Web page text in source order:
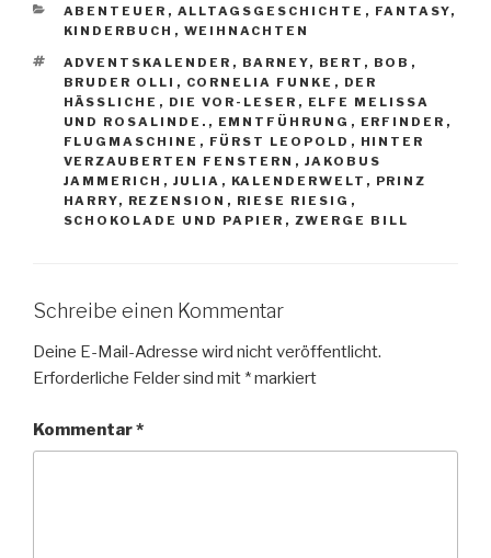
KATEGORIEN
ABENTEUER , ALLTAGSGESCHICHTE , FANTASY,
KINDERBUCH , WEIHNACHTEN
SCHLAGWÖRTER
ADVENTSKALENDER , BARNEY, BERT , BOB ,
BRUDER OLLI , CORNELIA FUNKE , DER
HÄSSLICHE , DIE VOR-LESER , ELFE MELISSA
UND ROSALINDE. , EMNTFÜHRUNG , ERFINDER ,
FLUGMASCHINE , FÜRST LEOPOLD , HINTER
VERZAUBERTEN FENSTERN , JAKOBUS
JAMMERICH , JULIA , KALENDERWELT , PRINZ
HARRY, REZENSION , RIESE RIESIG ,
SCHOKOLADE UND PAPIER , ZWERGE BILL
Schreibe einen Kommentar
Deine E-Mail-Adresse wird nicht veröffentlicht.
Erforderliche Felder sind mit *markiert
Kommentar*